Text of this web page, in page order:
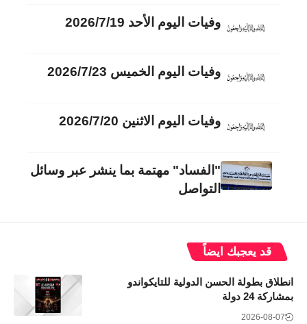
وفيات اليوم الأحد 2026/7/19
وفيات اليوم الخميس 2026/7/23
وفيات اليوم الاثنين 2026/7/20
"الفساد" مهتمة بما ينشر عبر وسائل
التواصل
قد يعجبك ايضاً
انطلاق بطولة الحسن الدولية للتايكواندو
بمشاركة 24 دولة
2026-08-07